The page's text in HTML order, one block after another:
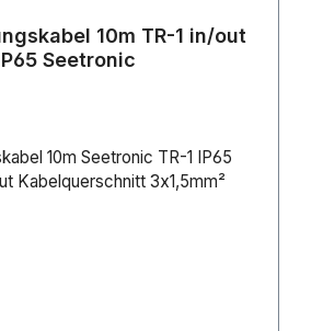
10m TR-1 in/out
Seetronic
10m Seetronic TR-1 IP65
Kabelquerschnitt 3x1,5mm²